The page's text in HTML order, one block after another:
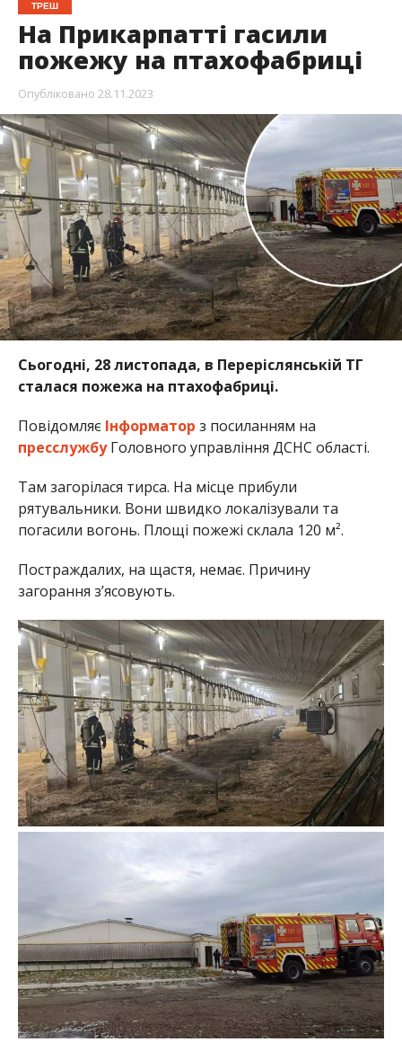
ТРЕШ
На Прикарпатті гасили
пожежу на птахофабриці
Опубліковано 28.11.2023
Сьогодні, 28 листопада, в Переріслянській ТГ
сталася пожежа на птахофабриці.
ПовідомляєІнформатор з посиланням на
пресслужбуГоловного управління ДСНС області.
Там загорілася тирса. На місце прибули
рятувальники. Вони швидко локалізували та
погасили вогонь. Площі пожежі склала 120 м².
Постраждалих, на щастя, немає. Причину
загорання з’ясовують.